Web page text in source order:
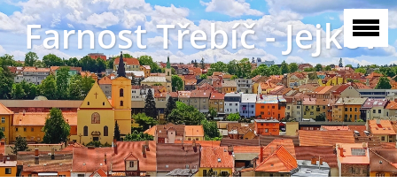
Farnost Třebíč - Jejkov